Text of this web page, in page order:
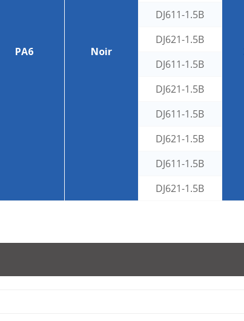
PA6 Noir
DJ611-1.5B
DJ621-1.5B
DJ611-1.5B
DJ621-1.5B
DJ611-1.5B
DJ621-1.5B
DJ611-1.5B
DJ621-1.5B